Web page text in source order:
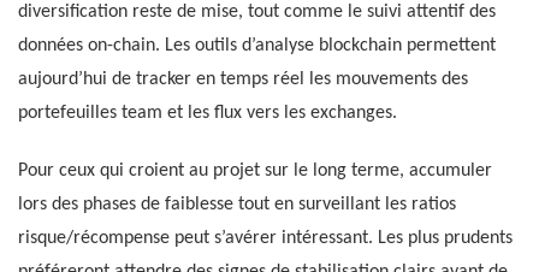
diversification reste de mise, tout comme le suivi attentif des
données on-chain. Les outils d’analyse blockchain permettent
aujourd’hui de tracker en temps réel les mouvements des
portefeuilles team et les flux vers les exchanges.
Pour ceux qui croient au projet sur le long terme, accumuler
lors des phases de faiblesse tout en surveillant les ratios
risque/récompense peut s’avérer intéressant. Les plus prudents